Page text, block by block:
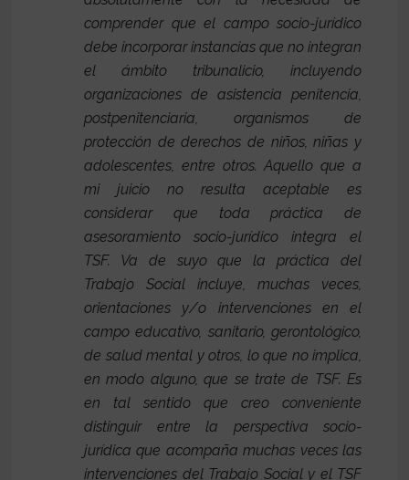
comprender que el campo socio-jurídico
debe incorporar instancias que no integran
el ámbito tribunalicio, incluyendo
organizaciones de asistencia penitencia,
postpenitenciaria, organismos de
protección de derechos de niños, niñas y
adolescentes, entre otros. Aquello que a
mi juicio no resulta aceptable es
considerar que toda práctica de
asesoramiento socio-jurídico integra el
TSF. Va de suyo que la práctica del
Trabajo Social incluye, muchas veces,
orientaciones y/o intervenciones en el
campo educativo, sanitario, gerontológico,
de salud mental y otros, lo que no implica,
en modo alguno, que se trate de TSF. Es
en tal sentido que creo conveniente
distinguir entre la perspectiva socio-
jurídica que acompaña muchas veces las
intervenciones del Trabajo Social y el TSF